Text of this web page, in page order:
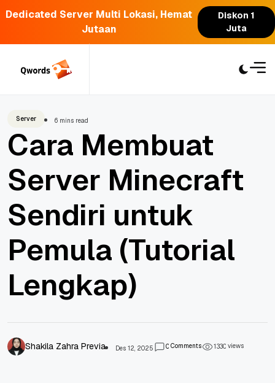
Dedicated Server Multi Lokasi, Hemat
Jutaan
Diskon 1
Juta
Server 6 mins read
Cara Membuat
Server Minecraft
Sendiri untuk
Pemula (Tutorial
Lengkap)
Shakila Zahra Previa Des 12, 2025 0Comments 1330views